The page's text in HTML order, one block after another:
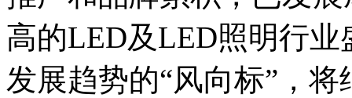
高的LED及LED照明行
发展趋势的“风向标”，